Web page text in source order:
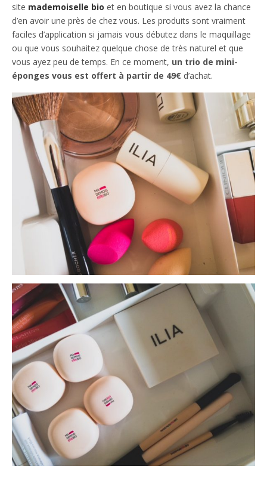
site mademoiselle bio et en boutique si vous avez la chance
d’en avoir une près de chez vous. Les produits sont vraiment
faciles d’application si jamais vous débutez dans le maquillage
ou que vous souhaitez quelque chose de très naturel et que
vous ayez peu de temps. En ce moment, un trio de mini-
éponges vous est offert à partir de 49€ d’achat.